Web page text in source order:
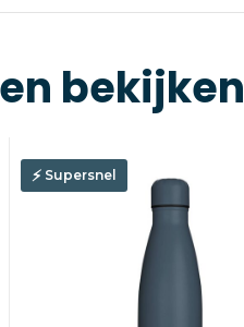
bekijken
Supersnel